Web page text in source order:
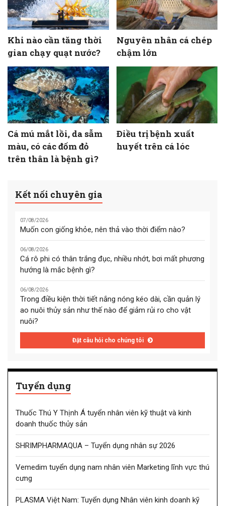
Khi nào cần tăng thời
gian chạy quạt nước?
Nguyên nhân cá chép
chậm lớn
Cá mú mắt lồi, da sẫm
màu, có các đốm đỏ
trên thân là bệnh gì?
Điều trị bệnh xuất
huyết trên cá lóc
Kết nối chuyên gia
07/08/2026
Muốn con giống khỏe, nên thả vào thời điểm nào?
06/08/2026
Cá rô phi có thân trắng đục, nhiều nhớt, bơi mất phương
hướng là mắc bệnh gì?
06/08/2026
Trong điều kiện thời tiết nắng nóng kéo dài, cần quản lý
ao nuôi thủy sản như thế nào để giảm rủi ro cho vật
nuôi?
Đặt câu hỏi cho chúng tôi
Tuyển dụng
Thuốc Thú Y Thịnh Á tuyển nhân viên kỹ thuật và kinh
doanh thuốc thủy sản
SHRIMPHARMAQUA – Tuyển dụng nhân sự 2026
Vemedim tuyển dụng nam nhân viên Marketing lĩnh vực thú
cưng
PLASMA Việt Nam: Tuyển dụng Nhân viên kinh doanh kỹ